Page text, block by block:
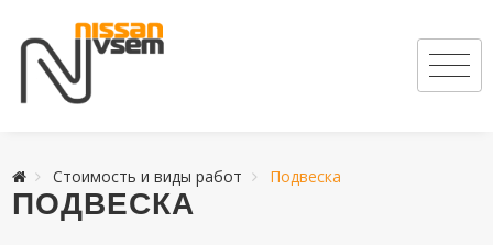
Стоимость и виды работ Подвеска
ПОДВЕСКА